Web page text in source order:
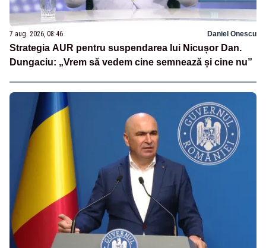
7 aug. 2026, 08:46 Daniel Onescu
Strategia AUR pentru suspendarea lui Nicușor Dan.
Dungaciu: „Vrem să vedem cine semnează și cine nu”